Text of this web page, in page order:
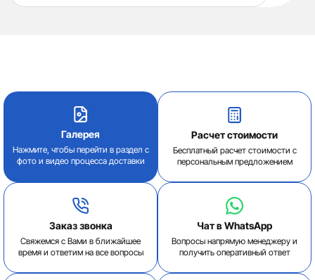
Галерея
Нажмите, чтобы перейти в раздел с
фото и видео процесса доставки
Расчет стоимости
Бесплатный расчет стоимости с
персональным предложением
Заказ звонка
Свяжемся с Вами в ближайшее
время и ответим на все вопросы
Чат в WhatsApp
Вопросы напрямую менеджеру и
получить оперативный ответ